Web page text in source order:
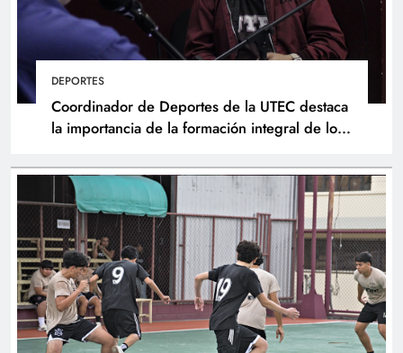
DEPORTES
Coordinador de Deportes de la UTEC destaca
la importancia de la formación integral de los